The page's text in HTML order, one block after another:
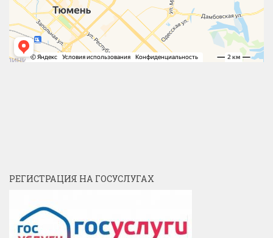
РЕГИСТРАЦИЯ НА ГОСУСЛУГАХ